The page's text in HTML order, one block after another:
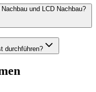
und LCD Nachbau?
durchführen?